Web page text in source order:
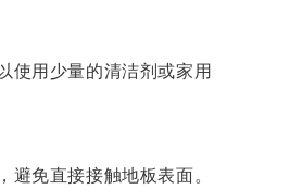
用少量的清洁剂或家用
免直接接触地板表面。